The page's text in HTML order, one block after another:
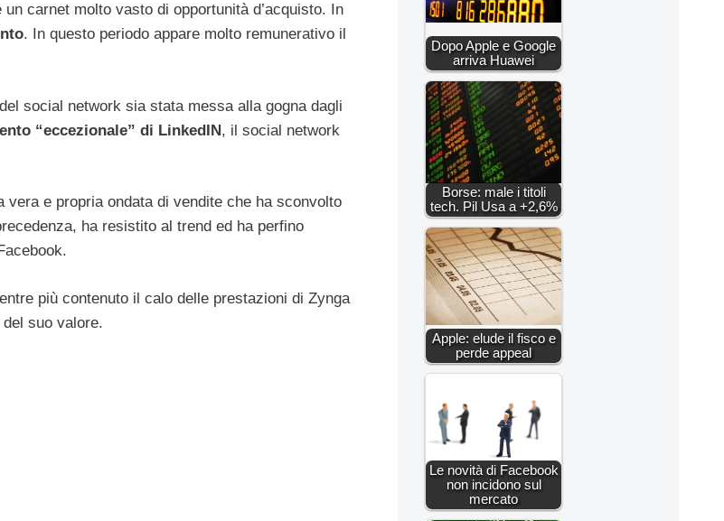
carnet molto vasto di opportunità d’acquisto. In
. In questo periodo appare molto remunerativo il
social network sia stata messa alla gogna dagli
“eccezionale” di LinkedIN, il social network
e propria ondata di vendite che ha sconvolto
ha resistito al trend ed ha perfino
più contenuto il calo delle prestazioni di Zynga
suo valore.
Dopo Apple e Google
arriva Huawei
Borse: male i titoli
tech. Pil Usa a +2,6%
Apple: elude il fisco e
perde appeal
Le novità di Facebook
non incidono sul
mercato